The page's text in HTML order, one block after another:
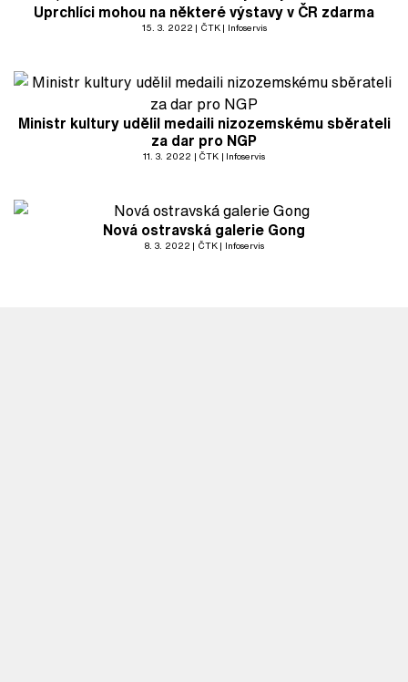
Uprchlíci mohou na některé výstavy v ČR zdarma
15. 3. 2022 ČTK Infoservis
Ministr kultury udělil medaili nizozemskému sběrateli
za dar pro NGP
11. 3. 2022 ČTK Infoservis
Nová ostravská galerie Gong
8. 3. 2022 ČTK Infoservis